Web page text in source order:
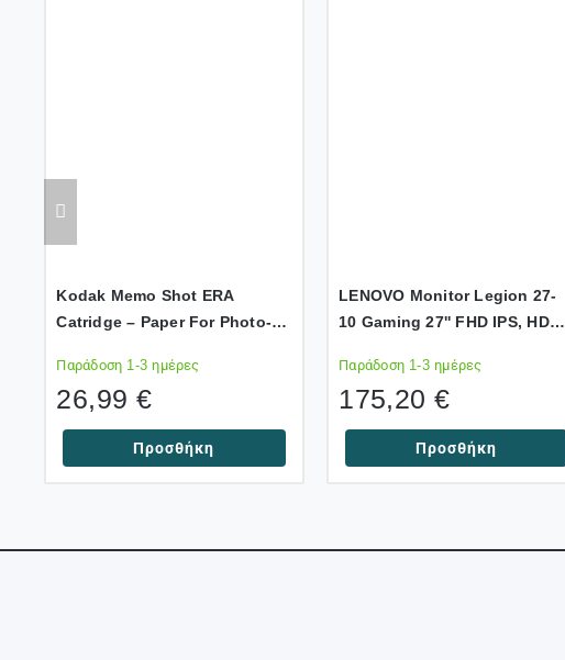
Kodak Memo Shot ERA
Catridge – Paper For Photo-
Παράδοση 1-3 ημέρες
26,99 €
Προσθήκη
LENOVO Monitor Legion 27-
10 Gaming 27'' FHD IPS, HDMi,
Premium, 3YearsW
Παράδοση 1-3 ημέρες
175,20 €
Προσθήκη